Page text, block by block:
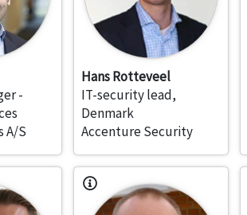
-
A/S
Hans Rotteveel
IT-security lead,
Denmark
Accenture Security